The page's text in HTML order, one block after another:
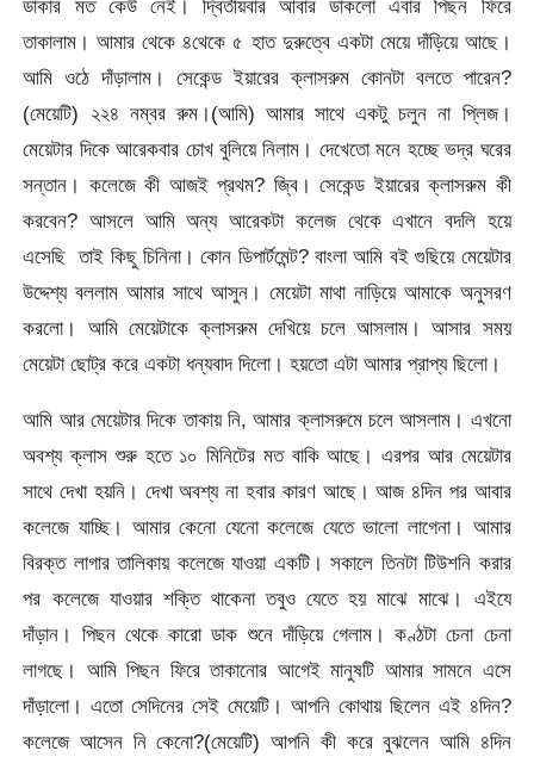
ডাকার মত কেউ নেই। দ্বিতীয়বার আবার ডাকলো এবার পিছন ফিরে
তাকালাম। আমার থেকে ৪থেকে ৫ হাত দুরুত্বে একটা মেয়ে দাঁড়িয়ে আছে।
আমি ওঠে দাঁড়ালাম। সেকেন্ড ইয়ারের ক্লাসরুম কোনটা বলতে পারেন?
(মেয়েটি) ২২৪ নম্বর রুম।(আমি) আমার সাথে একটু চলুন না প্লিজ।
মেয়েটার দিকে আরেকবার চোখ বুলিয়ে নিলাম। দেখেতো মনে হচ্ছে ভদ্র ঘরের
সন্তান। কলেজে কী আজই প্রথম? জ্বি। সেকেন্ড ইয়ারের ক্লাসরুম কী
করবেন? আসলে আমি অন্য আরেকটা কলেজ থেকে এখানে বদলি হয়ে
এসেছি তাই কিছু চিনিনা। কোন ডিপার্টমেন্ট? বাংলা আমি বই গুছিয়ে মেয়েটার
উদ্দেশ্য বললাম আমার সাথে আসুন। মেয়েটা মাথা নাড়িয়ে আমাকে অনুসরণ
করলো। আমি মেয়েটাকে ক্লাসরুম দেখিয়ে চলে আসলাম। আসার সময়
মেয়েটা ছোট্র করে একটা ধন্যবাদ দিলো। হয়তো এটা আমার প্রাপ্য ছিলো।
আমি আর মেয়েটার দিকে তাকায় নি, আমার ক্লাসরুমে চলে আসলাম। এখনো
অবশ্য ক্লাস শুরু হতে ১০ মিনিটের মত বাকি আছে। এরপর আর মেয়েটার
সাথে দেখা হয়নি। দেখা অবশ্য না হবার কারণ আছে। আজ ৪দিন পর আবার
কলেজে যাচ্ছি। আমার কেনো যেনো কলেজে যেতে ভালো লাগেনা। আমার
বিরক্ত লাগার তালিকায় কলেজে যাওয়া একটি। সকালে তিনটা টিউশনি করার
পর কলেজে যাওয়ার শক্তি থাকেনা তবুও যেতে হয় মাঝে মাঝে। এইযে
দাঁড়ান। পিছন থেকে কারো ডাক শুনে দাঁড়িয়ে গেলাম। কণ্ঠটা চেনা চেনা
লাগছে। আমি পিছন ফিরে তাকানোর আগেই মানুষটি আমার সামনে এসে
দাঁড়ালো। এতো সেদিনের সেই মেয়েটি। আপনি কোথায় ছিলেন এই ৪দিন?
কলেজে আসেন নি কেনো?(মেয়েটি) আপনি কী করে বুঝলেন আমি ৪দিন